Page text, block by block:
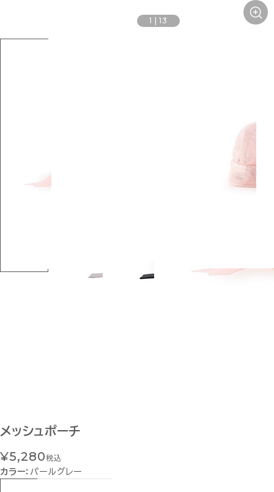
1 |13
メッシュポーチ
¥5,280税込
カラー： パールグレー